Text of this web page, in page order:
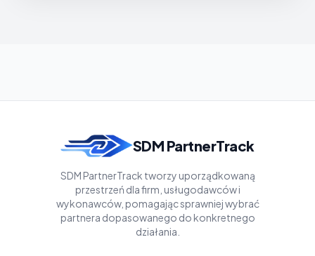
SDM PartnerTrack
SDM PartnerTrack tworzy uporządkowaną
przestrzeń dla firm, usługodawców i
wykonawców, pomagając sprawniej wybrać
partnera dopasowanego do konkretnego
działania.